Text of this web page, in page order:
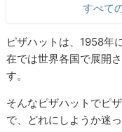
すべて
ピザハットは、1958年
在では世界各国で展開
す。
そんなピザハットでピ
で、どれにしようか迷